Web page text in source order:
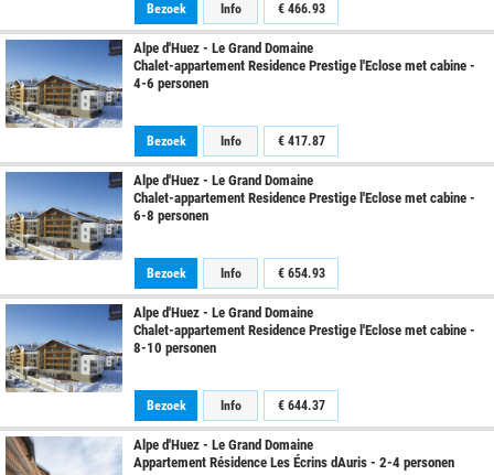
Bezoek Info € 466.93
Alpe d'Huez - Le Grand Domaine
Chalet-appartement Residence Prestige l'Eclose met cabine -
4-6 personen
Bezoek Info € 417.87
Alpe d'Huez - Le Grand Domaine
Chalet-appartement Residence Prestige l'Eclose met cabine -
6-8 personen
Bezoek Info € 654.93
Alpe d'Huez - Le Grand Domaine
Chalet-appartement Residence Prestige l'Eclose met cabine -
8-10 personen
Bezoek Info € 644.37
Alpe d'Huez - Le Grand Domaine
Appartement Résidence Les Écrins dAuris - 2-4 personen